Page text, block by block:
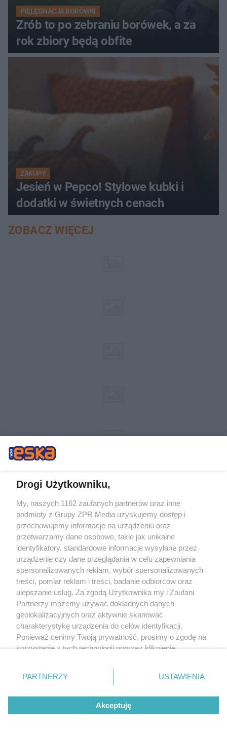
PIELĘGNACJA BORÓWKI
Zrób to po zebraniu borówek, a za
rok zbiory będą obfite
ZAKUPY
Jesień w Pepco! Stylowe kubki i
dodatki w świetnych cenach
ZOBACZ WIĘCEJ
Żaden utwór zamieszczony w serwisie nie może być powielany i
rozpowszechniany lub dalej rozpowszechniany w jakikolwiek sposób (w
tym także elektroniczny lub mechaniczny) na jakimkolwiek polu
eksploatacji w jakiejkolwiek formie, włącznie z umieszczaniem w Internecie
bez pisemnej zgody właściciela praw. Jakiekolwiek użycie lub
wykorzystanie utworów w całości lub w części z naruszeniem prawa, tzn.
bez właściwej zgody, jest zabronione pod groźbą kary i może być ścigane
prawnie.
© 2026 Grupa ZPR Media
Drogi Użytkowniku,
My, naszych 1162 zaufanych partnerów oraz inne
podmioty z Grupy ZPR Media uzyskujemy dostęp i
przechowujemy informacje na urządzeniu oraz
przetwarzamy dane osobowe, takie jak unikalne
identyfikatory, standardowe informacje wysyłane przez
urządzenie czy dane przeglądania w celu zapewniania
spersonalizowanych reklam, wybór spersonalizowanych
treści, pomiar reklam i treści, badanie odbiorców oraz
ulepszanie usług. Za zgodą Użytkownika my i Zaufani
Partnerzy możemy używać dokładnych danych
geolokalizacyjnych oraz aktywnie skanować
charakterystykę urządzenia do celów identyfikacji.
Ponieważ cenimy Twoją prywatność, prosimy o zgodę na
korzystanie z tych technologii poprzez kliknięcie
zmienić/wycofać klikając przycisk ustawień prywatności
znajdujący się w lewym dolnym rogu strony
rodzaje przetwarzania danych nie wymagają zgody
użytkownika, ale masz prawo sprzeciwić się takiemu
przetwarzaniu. Preferencje będą miały zastosowanie tylko
PARTNERZY USTAWIENIA
Akceptuję